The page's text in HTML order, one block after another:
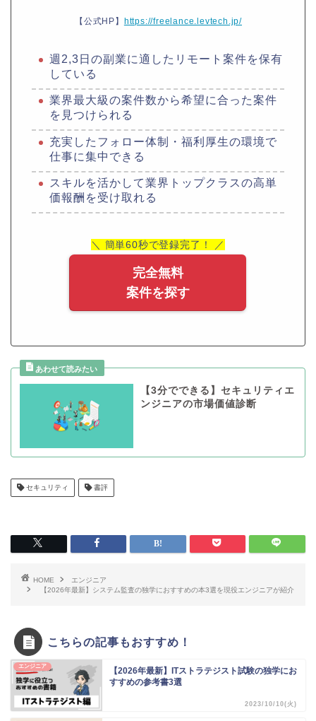
【公式HP】 https://freelance.levtech.jp/
週2,3日の副業に適したリモート案件を保有
している
業界最大級の案件数から希望に合った案件
を見つけられる
充実したフォロー体制・福利厚生の環境で
仕事に集中できる
スキルを活かして業界トップクラスの高単
価報酬を受け取れる
＼ 簡単60秒で登録完了！ ／
完全無料
案件を探す
【3分でできる】セキュリティエ
ンジニアの市場価値診断
セキュリティ 書評
HOME
エンジニア
【2026年最新】システム監査の独学におすすめの本3選を現役エンジニアが紹介
こちらの記事もおすすめ！
エンジニア
【2026年最新】ITストラテジスト試験の独学にお
すすめの参考書3選
2023/10/10(火)